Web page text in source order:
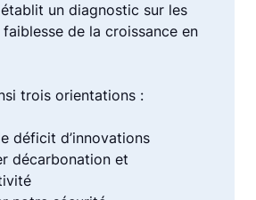
un diagnostic sur les
de la croissance en
trois orientations :
déficit d’innovations
décarbonation et